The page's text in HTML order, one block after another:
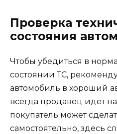
Проверка
состояния
Чтобы убедиться в
состоянии ТС,
автомобиль в хороший
всегда продавец идет
покупатель может
самостоятельно, здесь